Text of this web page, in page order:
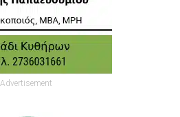
Advertisement